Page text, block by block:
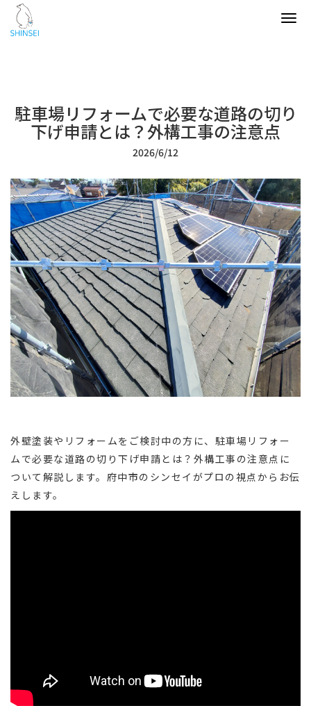
駐車場リフォームで必要な道路の切り
下げ申請とは？外構工事の注意点
2026/6/12
外壁塗装やリフォームをご検討中の方に、駐車場リフォー
ムで必要な道路の切り下げ申請とは？外構工事の注意点に
ついて解説します。府中市のシンセイがプロの視点からお伝
えします。